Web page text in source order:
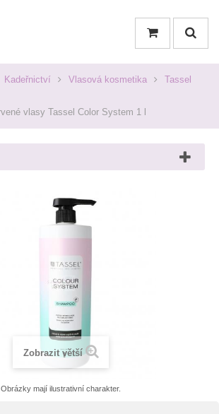
Kadeřnictví Vlasová kosmetika Tassel
vlasy Tassel Color System 1 l
Zobrazit větší
Obrázky mají ilustrativní charakter.